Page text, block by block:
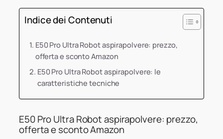
Indice dei Contenuti
E50 Pro Ultra Robot aspirapolvere: prezzo,
offerta e sconto Amazon
E50 Pro Ultra Robot aspirapolvere: le
caratteristiche tecniche
E50 Pro Ultra Robot aspirapolvere: prezzo,
offerta e sconto Amazon